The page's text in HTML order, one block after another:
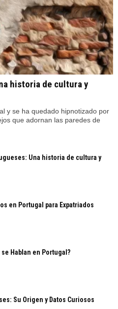
historia de cultura y
y se ha quedado hipnotizado por
que adornan las paredes de
Una historia de cultura y
en Portugal para Expatriados
Hablan en Portugal?
Su Origen y Datos Curiosos